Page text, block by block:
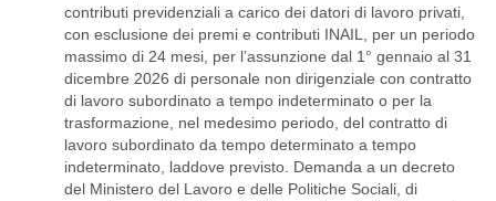
contributi previdenziali a carico dei datori di lavoro privati,
con esclusione dei premi e contributi INAIL, per un periodo
massimo di 24 mesi, per l’assunzione dal 1° gennaio al 31
dicembre 2026 di personale non dirigenziale con contratto
di lavoro subordinato a tempo indeterminato o per la
trasformazione, nel medesimo periodo, del contratto di
lavoro subordinato da tempo determinato a tempo
indeterminato, laddove previsto. Demanda a un decreto
del Ministero del Lavoro e delle Politiche Sociali, di